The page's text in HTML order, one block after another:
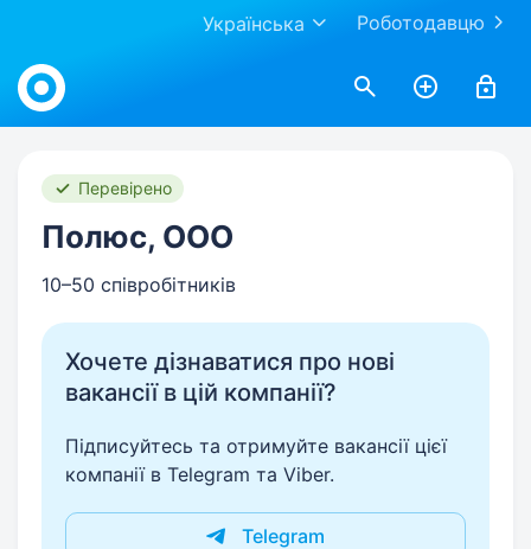
Роботодавцю
Українська
Work.ua
Перевірено
Полюс, ООО
10–50 співробітників
Хочете дізнаватися про нові
вакансії в цій компанії?
Підписуйтесь та отримуйте вакансії цієї
компанії в Telegram та Viber.
Telegram